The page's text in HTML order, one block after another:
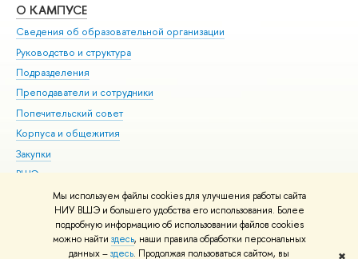
Мы используем файлы cookies для улучшения работы сайта
НИУ ВШЭ и большего удобства его использования. Более
подробную информацию об использовании файлов cookies
можно найти здесь, наши правила обработки персональных
данных –здесь. Продолжая пользоваться сайтом, вы
О КАМПУСЕ
Сведения об образовательной организации
Руководство и структура
Подразделения
Преподаватели и сотрудники
Попечительский совет
Корпуса и общежития
Закупки
ВШЭ для студентов с ограниченными возможностями
здоровья и инвалидностью
Версия для слабовидящих
Единая платежная страница